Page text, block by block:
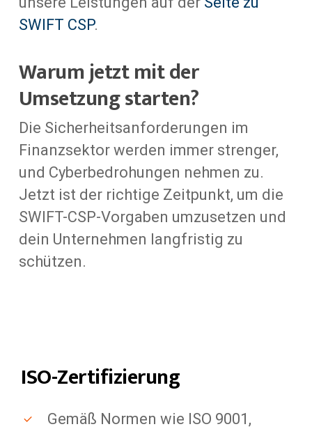
SWIFT CSP.
Warum jetzt mit der
Umsetzung starten?
Die Sicherheitsanforderungen im
Finanzsektor werden immer strenger,
und Cyberbedrohungen nehmen zu.
Jetzt ist der richtige Zeitpunkt, um die
SWIFT-CSP-Vorgaben umzusetzen und
dein Unternehmen langfristig zu
schützen.
ISO-Zertifizierung
Gemäß Normen wie ISO 9001,